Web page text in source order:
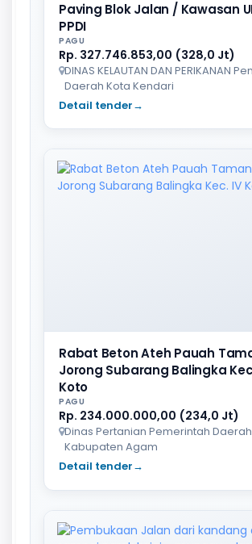
Paving Blok Jalan / Kawasan
PPDI
PAGU
Rp. 327.746.853,00 (328,0 Jt)
DINAS KELAUTAN DAN PERIKANAN
Daerah Kota Kendari
Detail tender→
Rabat Beton Ateh Pauah
Jorong Subarang Balingka
Koto
PAGU
Rp. 234.000.000,00 (234,0 Jt)
Dinas Pertanian Pemerintah Daerah
Kabupaten Agam
Detail tender→